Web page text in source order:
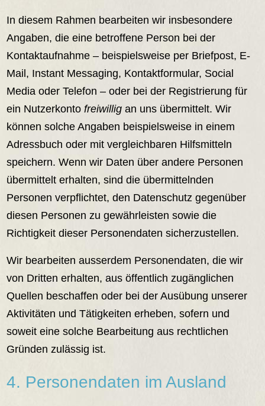
In diesem Rahmen bearbeiten wir insbesondere
Angaben, die eine betroffene Person bei der
Kontaktaufnahme – beispielsweise per Briefpost, E-
Mail, Instant Messaging, Kontaktformular, Social
Media oder Telefon – oder bei der Registrierung für
ein Nutzerkontofreiwillig an uns übermittelt. Wir
können solche Angaben beispielsweise in einem
Adressbuch oder mit vergleichbaren Hilfsmitteln
speichern. Wenn wir Daten über andere Personen
übermittelt erhalten, sind die übermittelnden
Personen verpflichtet, den Datenschutz gegenüber
diesen Personen zu gewährleisten sowie die
Richtigkeit dieser Personendaten sicherzustellen.
Wir bearbeiten ausserdem Personendaten, die wir
von Dritten erhalten, aus öffentlich zugänglichen
Quellen beschaffen oder bei der Ausübung unserer
Aktivitäten und Tätigkeiten erheben, sofern und
soweit eine solche Bearbeitung aus rechtlichen
Gründen zulässig ist.
4. Personendaten im Ausland